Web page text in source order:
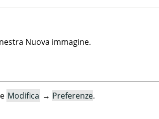
Nuova immagine.
Modifica → Preferenze.